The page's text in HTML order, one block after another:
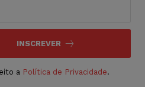
INSCREVER
a Política de Privacidade.